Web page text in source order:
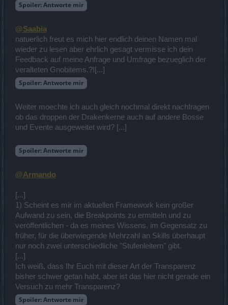
Spoiler:Antworte mir
@Saabia
natuerlich freut es mich hier endlich deinen Namen mal
wieder zu lesen aber ehrlich gesagt vermisse ich dein
Feedback auf meine Anfrage und Umfrage bezueglich der
veralteten Gnobitems.?![...]
Spoiler:Antworte mir
Weiter moechte ich auch gleich nochmal direkt nachfragen
ob das droppen der Drakenkerne auch auf andere Bosse
und Evente ausgeweitet wird? [...]
Spoiler:Antworte mir
@Armando
[...]
1) Scheint es mir im aktuellen Framework kein großer
Aufwand zu sein, die Breakpoints zu ermitteln und zu
veröffentlichen - da es meines Wissens, im Gegensatz zu
früher, für die überwiegende Mehrzahl an Skills überhaupt
nur noch zwei unterschiedliche "Stufenleitern" gibt.
[...]
Ich weiß, dass Ihr Euch mit dieser Art der Transparenz
bisher schwer getan habt, aber ist das hier nicht gerade ein
Versuch zu mehr Transparenz?
Spoiler:Antworte mir